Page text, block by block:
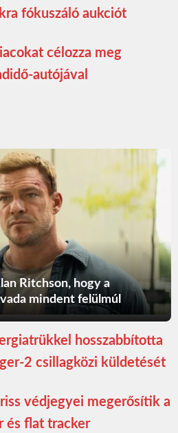
fókuszáló aukciót
célozza meg
autójával
Ritchson, hogy a
mindent felülmúl
hosszabbította
2 csillagközi küldetését
védjegyei megerősítik a
és flat tracker